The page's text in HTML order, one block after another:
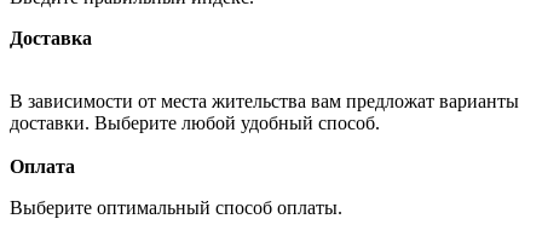
Доставка
В зависимости от места жительства вам предложат варианты
доставки. Выберите любой удобный способ.
Оплата
Выберите оптимальный способ оплаты.